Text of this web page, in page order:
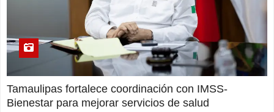
Tamaulipas fortalece coordinación con IMSS-
Bienestar para mejorar servicios de salud